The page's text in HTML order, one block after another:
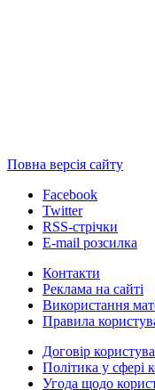
Повна версія сайту
Facebook
Twitter
RSS-стрічки
E-mail розсилка
Контакти
Реклама на сайті
Використання
Правила
Договір
Політика у сфері
Угода щодо